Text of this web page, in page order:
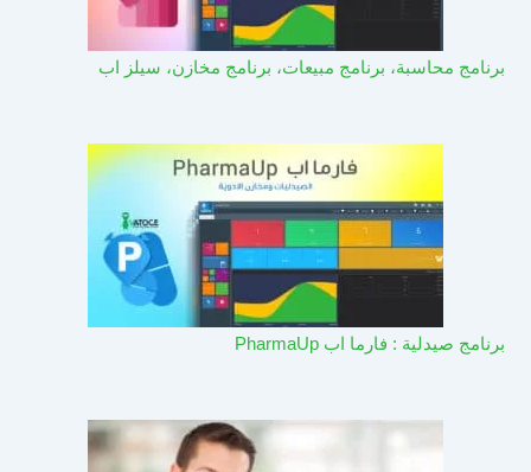
برنامج محاسبة، برنامج مبيعات، برنامج مخازن، سيلز اب
برنامج صيدلية : فارما اب PharmaUp​